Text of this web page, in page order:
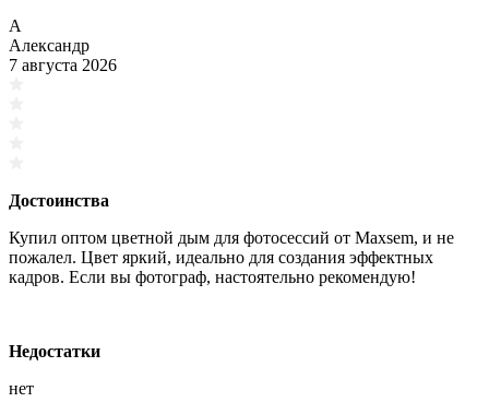
А
Александр
7 августа 2026
Достоинства
Купил оптом цветной дым для фотосессий от Maxsem, и не
пожалел. Цвет яркий, идеально для создания эффектных
кадров. Если вы фотограф, настоятельно рекомендую!
Недостатки
нет